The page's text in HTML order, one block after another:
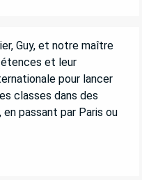
Guy, et notre maître
et leur
pour lancer
classes dans des
passant par Paris ou